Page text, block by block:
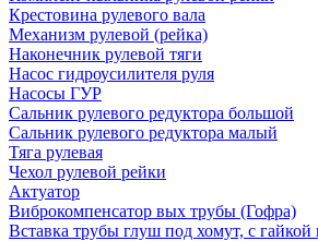
Крестовина рулевого вала
Механизм рулевой (рейка)
Наконечник рулевой тяги
Насос гидроусилителя руля
Насосы ГУР
Сальник рулевого редуктора большой
Сальник рулевого редуктора малый
Тяга рулевая
Чехол рулевой рейки
Актуатор
Виброкомпенсатор вых трубы (Гофра)
Вставка трубы глуш под хомут, с